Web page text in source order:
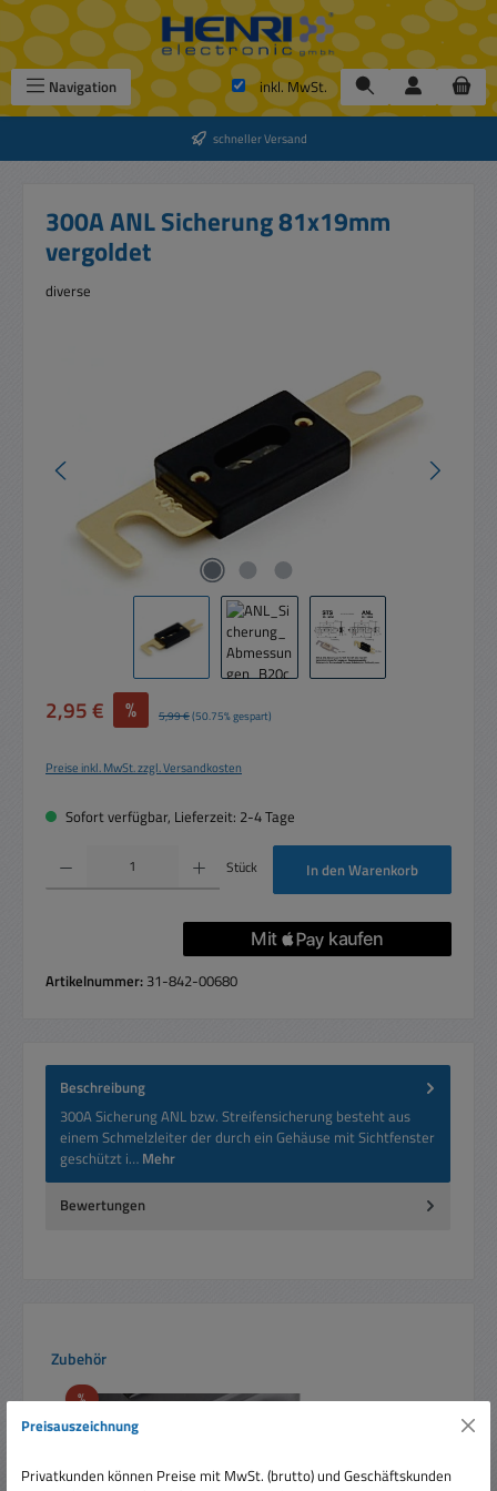
Zum Hauptinhalt springen
Navigation inkl. MwSt.
schneller Versand
300A ANL Sicherung 81x19mm
vergoldet
diverse
Verkaufspreis:
2,95 € % Regulärer Preis:
5,99 €(50.75% gespart)
Preise inkl. MwSt. zzgl. Versandkosten
Sofort verfügbar, Lieferzeit: 2-4 Tage
Produkt Anzahl: Gib den gewünschten Wert ein oder benutze die Schaltflächen um
Stück In den Warenkorb
Artikelnummer: 31-842-00680
Beschreibung
300A Sicherung ANL bzw. Streifensicherung besteht aus
einem Schmelzleiter der durch ein Gehäuse mit Sichtfenster
geschützt i… Mehr
Bewertungen
Produktgalerie überspringen
Zubehör
%Rabatt
Preisauszeichnung
Privatkunden können Preise mit MwSt. (brutto) und Geschäftskunden